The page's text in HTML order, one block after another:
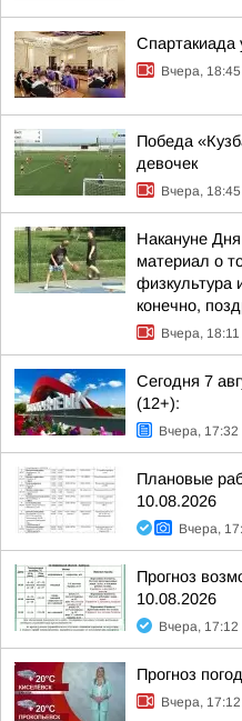
Спартакиада
Вчера, 18:45
Победа
девочек
Вчера, 18:45
Накануне
материал о
физкультура
конечно,
Вчера, 18:11
Сегодня 7
(12+):
Вчера, 17:32
Плановые
10.08.2026
Вчера,
Прогноз
10.08.2026
Вчера, 17:12
Прогноз
Вчера, 17:12